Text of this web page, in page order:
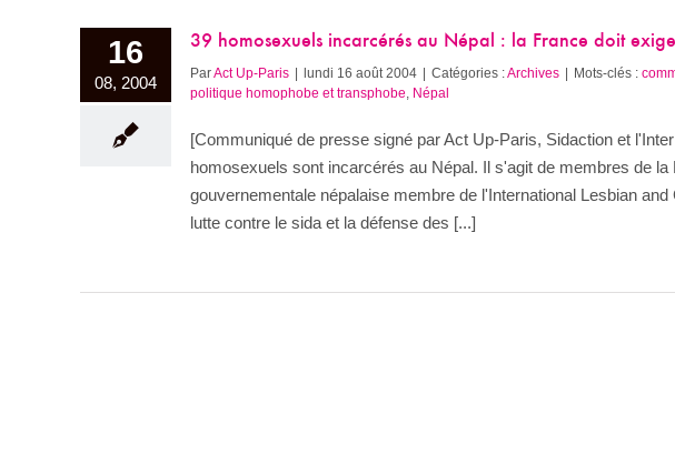
16
08, 2004
39 homosexuels incarcérés au Népal : la France doit
ParAct Up-Paris | lundi 16 août 2004 | Catégories :Archives | Mots-clés :
politique homophobe et transphobe Népal
[Communiqué de presse signé par Act Up-Paris, Sidaction et
homosexuels sont incarcérés au Népal. Il s'agit de membres de
gouvernementale népalaise membre de l'International Lesbian
lutte contre le sida et la défense des [...]